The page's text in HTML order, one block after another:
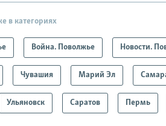
в категориях
Война. Поволжье Новости.
Чувашия Марий Эл
Ульяновск Саратов Пермь